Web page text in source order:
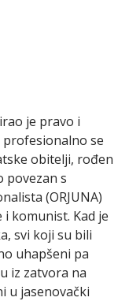
je pravo i
profesionalno se
obitelji, rođen
povezan s
(ORJUNA)
komunist. Kad je
svi koji su bili
uhapšeni pa
iz zatvora na
u jasenovački